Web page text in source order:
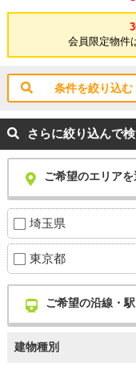
会員限定物件
条件を絞り込む
さらに絞り込んで
ご希望のエリア
埼玉県
東京都
ご希望の沿線・
建物種別